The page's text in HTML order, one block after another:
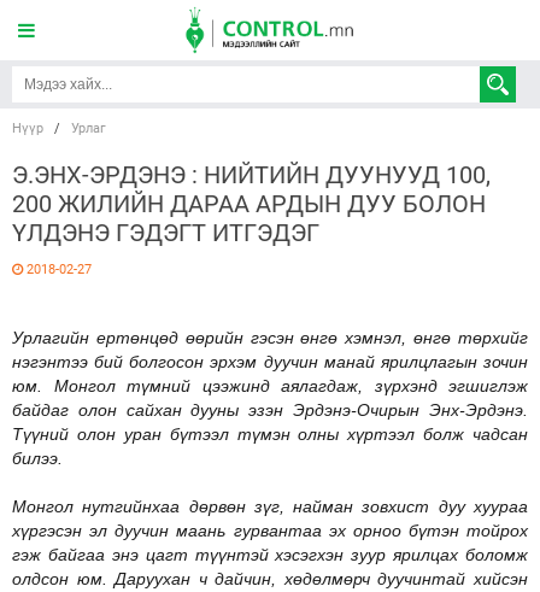
Нүүр / Урлаг
Э.ЭНХ-ЭРДЭНЭ : НИЙТИЙН ДУУНУУД 100,
200 ЖИЛИЙН ДАРАА АРДЫН ДУУ БОЛОН
ҮЛДЭНЭ ГЭДЭГТ ИТГЭДЭГ
2018-02-27
Урлагийн ертөнцөд өөрийн гэсэн өнгө хэмнэл, өнгө төрхийг
нэгэнтээ бий болгосон эрхэм дуучин манай ярилцлагын зочин
юм. Монгол түмний цээжинд аялагдаж, зүрхэнд эгшиглэж
байдаг олон сайхан дууны эзэн Эрдэнэ-Очирын Энх-Эрдэнэ.
Түүний олон уран бүтээл түмэн олны хүртээл болж чадсан
билээ.
Монгол нутгийнхаа дөрвөн зүг, найман зовхист дуу хуураа
хүргэсэн эл дуучин маань гурвантаа эх орноо бүтэн тойрох
гэж байгаа энэ цагт түүнтэй хэсэгхэн зуур ярилцах боломж
олдсон юм. Даруухан ч дайчин, хөдөлмөрч дуучинтай хийсэн